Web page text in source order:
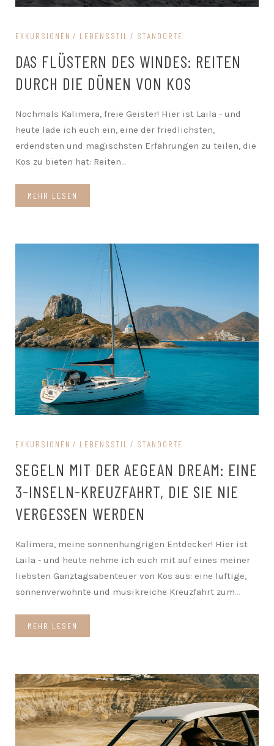
EXKURSIONEN LEBENSSTIL STANDORTE
DAS FLÜSTERN DES WINDES: REITEN
DURCH DIE DÜNEN VON KOS
Nochmals Kalimera, freie Geister! Hier ist Laila - und
heute lade ich euch ein, eine der friedlichsten,
erdendsten und magischsten Erfahrungen zu teilen, die
Kos zu bieten hat: Reiten...
MEHR LESEN
EXKURSIONEN LEBENSSTIL STANDORTE
SEGELN MIT DER AEGEAN DREAM: EINE
3-INSELN-KREUZFAHRT, DIE SIE NIE
VERGESSEN WERDEN
Kalimera, meine sonnenhungrigen Entdecker! Hier ist
Laila - und heute nehme ich euch mit auf eines meiner
liebsten Ganztagsabenteuer von Kos aus: eine luftige,
sonnenverwöhnte und musikreiche Kreuzfahrt zum...
MEHR LESEN